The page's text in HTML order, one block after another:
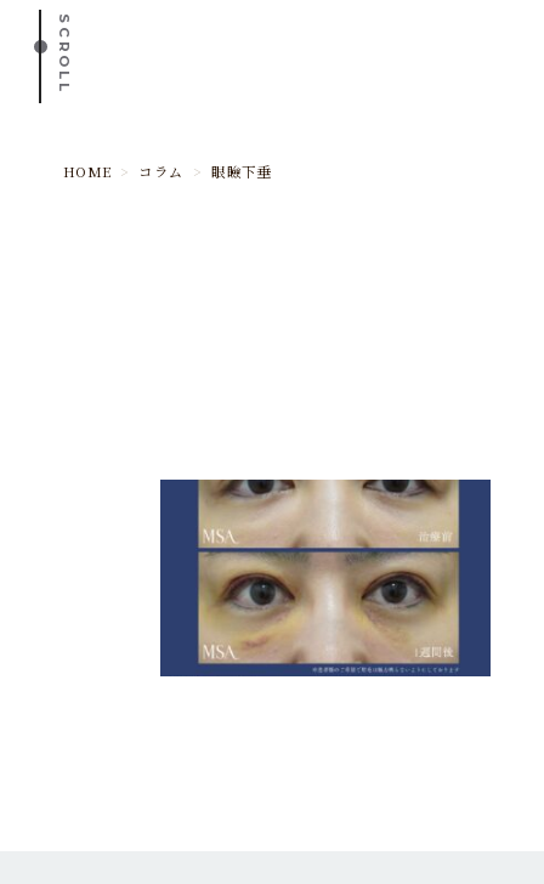
SCROLL
HOME > コラム > 眼瞼下垂